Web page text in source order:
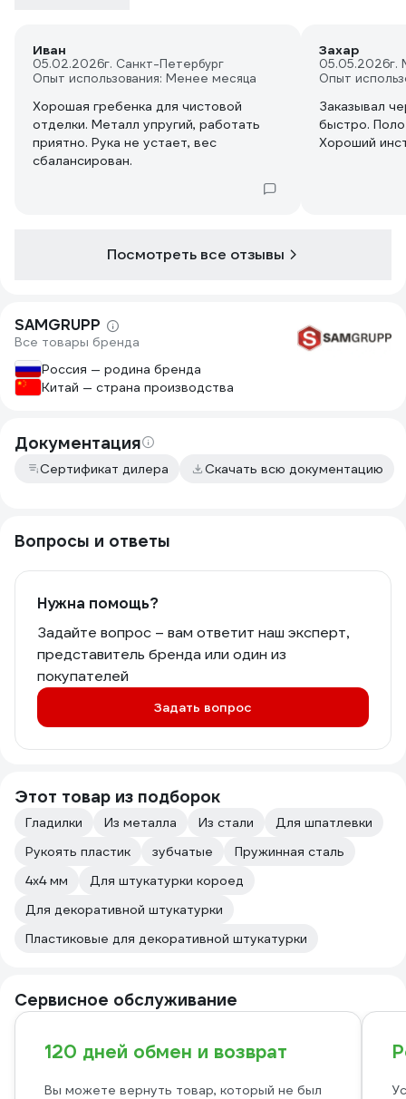
Иван
05.02.2026г. Санкт-Петербург
Опыт использования: Менее месяца
Хорошая гребенка для чистовой
отделки. Металл упругий, работать
приятно. Рука не устает, вес
сбалансирован.
Захар
05.05.2026г.
Опыт
Заказывал
быстро.
Хороший
Посмотреть все отзывы
SAMGRUPP
Все товары бренда
Россия — родина бренда
Китай — страна производства
Документация
Сертификат дилера Скачать всю документацию
Вопросы и ответы
Нужна помощь?
Задайте вопрос – вам ответит наш эксперт,
представитель бренда или один из
покупателей
Задать вопрос
Этот товар из подборок
Гладилки Из металла Из стали
Для шпатлевки
Рукоять пластик
зубчатые
Пружинная сталь
4х4 мм
Для штукатурки короед
Для декоративной штукатурки
Пластиковые для декоративной штукатурки
Сервисное обслуживание
120 дней обмен и возврат
Вы можете вернуть товар, который не был